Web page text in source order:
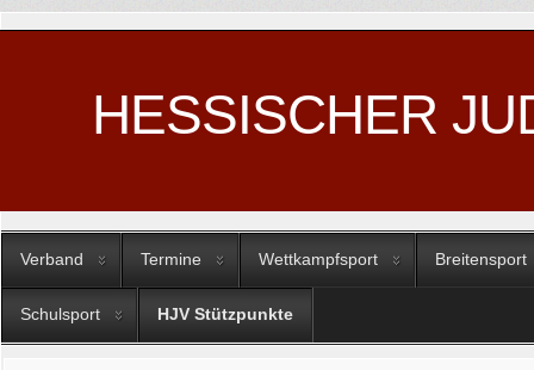
HESSISCHER
Verband Termine Wettkampfsport Breitensport
Schulsport HJV Stützpunkte